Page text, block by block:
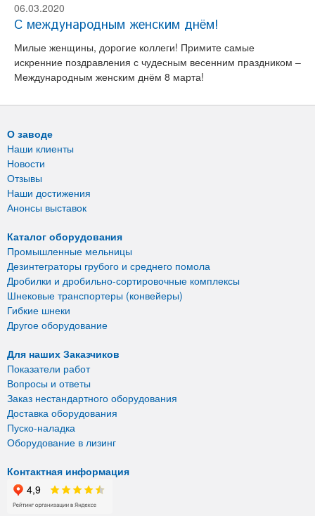
06.03.2020
С международным женским днём!
Милые женщины, дорогие коллеги! Примите самые
искренние поздравления с чудесным весенним праздником –
Международным женским днём 8 марта!
О заводе
Наши клиенты
Новости
Отзывы
Наши достижения
Анонсы выставок
Каталог оборудования
Промышленные мельницы
Дезинтеграторы грубого и среднего помола
Дробилки и дробильно-сортировочные комплексы
Шнековые транспортеры (конвейеры)
Гибкие шнеки
Другое оборудование
Для наших Заказчиков
Показатели работ
Вопросы и ответы
Заказ нестандартного оборудования
Доставка оборудования
Пуско-наладка
Оборудование в лизинг
Контактная информация